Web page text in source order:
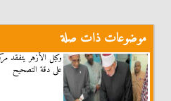
موضوعات ذات صلة
وكيل الأزهر يتفقد
على دقة التصحيح